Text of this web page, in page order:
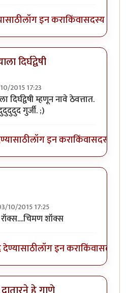
लॉग इन कराकिंवासदस्य व्हा
दिर्घद्वेषी
2015 17:23
गुर्जीला जवळपास महिन्यानंतर
दिर्घद्वेषी म्हणून नावे ठेवत्तात.
गुर्जी. ;)
लॉग इन कराकिंवासदस्य व्हा
10/2015 17:25
toउगी दुसर्‍याला दिर्घद्वेषी
रॉक्स....चिमण शॉक्स
देण्यासाठीलॉग इन कराकिंवासदस्य